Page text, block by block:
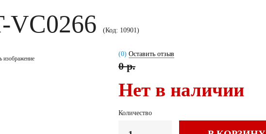
VC0266 (Код: 10901)
изображение
(0) Оставить отзыв
0 р.
Нет в наличии
Количество